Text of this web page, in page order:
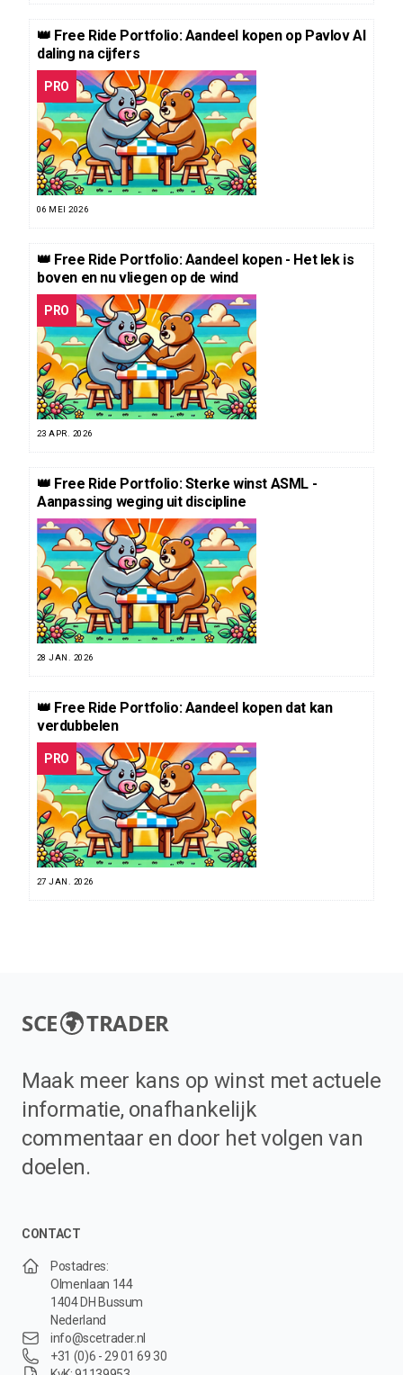
👑 Free Ride Portfolio: Aandeel kopen op Pavlov AI
daling na cijfers
PRO
06 MEI 2026
👑 Free Ride Portfolio: Aandeel kopen - Het lek is
boven en nu vliegen op de wind
PRO
23 APR. 2026
👑 Free Ride Portfolio: Sterke winst ASML -
Aanpassing weging uit discipline
28 JAN. 2026
👑 Free Ride Portfolio: Aandeel kopen dat kan
verdubbelen
PRO
27 JAN. 2026
SCE TRADER
Maak meer kans op winst met actuele
informatie, onafhankelijk
commentaar en door het volgen van
doelen.
CONTACT
Postadres:
Olmenlaan 144
1404 DH Bussum
Nederland
info@scetrader.nl
+31 (0)6 - 29 01 69 30